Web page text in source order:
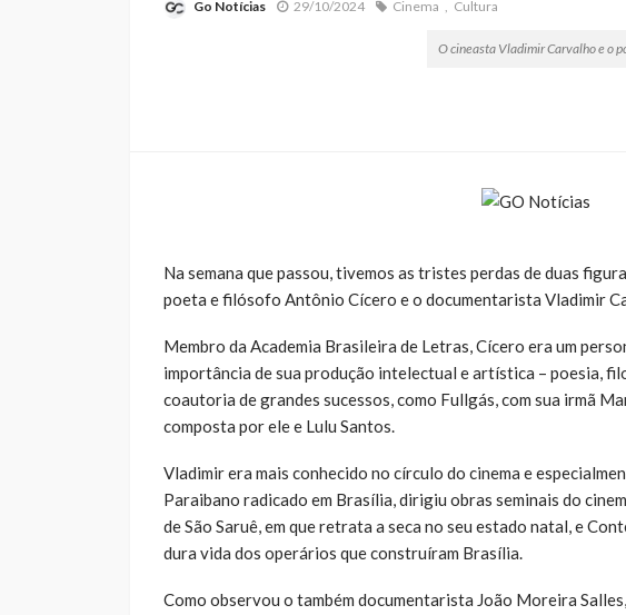
Go Notícias 29/10/2024 Cinema Cultura
O cineasta Vladimir Carvalho e o
Na semana que passou, tivemos as tristes perdas de duas
poeta e filósofo Antônio Cícero e o documentarista Vladimir
Membro da Academia Brasileira de Letras, Cícero era um
importância de sua produção intelectual e artística – poesia,
coautoria de grandes sucessos, como Fullgás, com sua irmã
composta por ele e Lulu Santos.
Vladimir era mais conhecido no círculo do cinema e
Paraibano radicado em Brasília, dirigiu obras seminais do
de São Saruê, em que retrata a seca no seu estado natal, e
dura vida dos operários que construíram Brasília.
Como observou o também documentarista João Moreira